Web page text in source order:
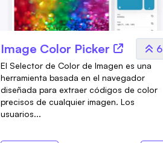
Image Color Picker 6
El Selector de Color de Imagen es una
herramienta basada en el navegador
diseñada para extraer códigos de color
precisos de cualquier imagen. Los
usuarios...